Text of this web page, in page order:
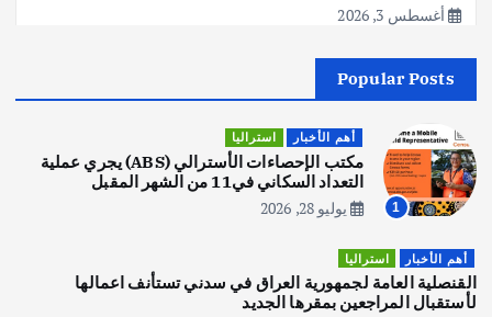
أغسطس 3, 2026
2
اصبح بطلاً لأستراليا بلعبة كمال الاجسام
يوليو 30, 2026
3
يوليو 30, 2026
Popular Posts
1
أهم الأخبار استراليا
مكتب الإحصاءات الأسترالي (ABS) يجري عملية
التعداد السكاني في11 من الشهر المقبل
يوليو 28, 2026
أهم الأخبار استراليا
القنصلية العامة لجمهورية العراق في سدني تستأنف اعمالها
لأستقبال المراجعين بمقرها الجديد